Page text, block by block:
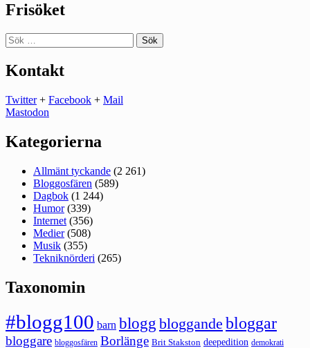
Frisöket
Sök
efter:
Kontakt
Twitter+ Facebook + Mail
Mastodon
Kategorierna
Allmänt tyckande (2 261)
Bloggosfären (589)
Dagbok (1 244)
Humor(339)
Internet (356)
Medier(508)
Musik (355)
Tekniknörderi (265)
Taxonomin
#blogg100 barn blogg bloggande bloggar
bloggare bloggosfären Borlänge Brit Stakston deepedition demokrati